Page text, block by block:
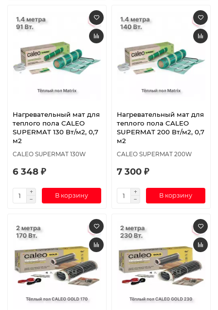
Нагревательный мат для
теплого пола CALEO
SUPERMAT 130 Вт/м2, 0,7
м2
CALEO SUPERMAT 130W
6 348 ₽
В корзину
Нагревательный мат для
теплого пола CALEO
SUPERMAT 200 Вт/м2, 0,7
м2
CALEO SUPERMAT 200W
7 300 ₽
В корзину